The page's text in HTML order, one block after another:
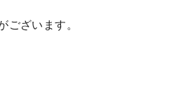
ございます。